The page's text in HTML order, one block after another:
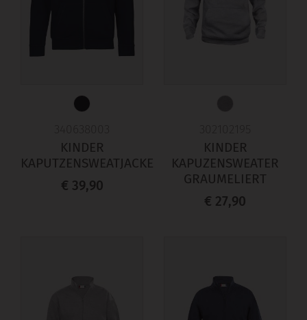
KINDER
KAPUTZENSWEATJACKE
€ 39,90
KINDER
KAPUZENSWEATER
GRAUMELIERT
€ 27,90